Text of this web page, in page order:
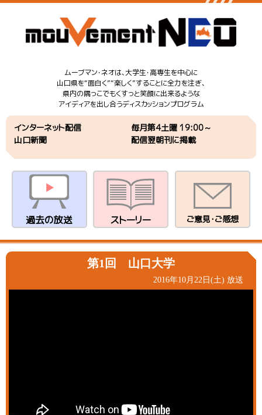
ムーブマン・ネオは、大学生・高専生を中心に
山口県を“面白く”“楽しく”することに全力を注ぎ、
県内の隅っこでもくすっと笑顔に出来るような
アイディアを出し合うディスカッションプログラム
インターネット配信
毎月第4土曜 19:00～
山口新聞
配信翌朝刊に掲載
過去の放送 ストーリー ご意見・ご感想
第1回 山口大学
2016年10月22日(土) 放送